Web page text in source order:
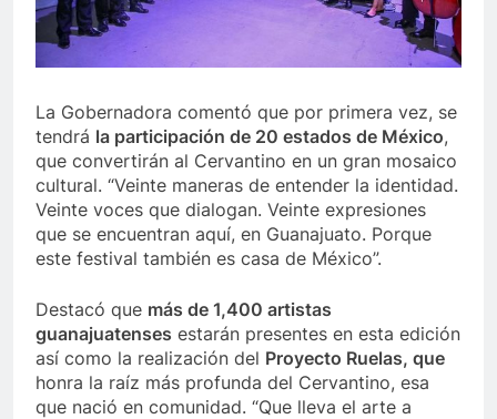
La Gobernadora comentó que por primera vez, se
tendrá la participación de 20 estados de México,
que convertirán al Cervantino en un gran mosaico
cultural. “Veinte maneras de entender la identidad.
Veinte voces que dialogan. Veinte expresiones
que se encuentran aquí, en Guanajuato. Porque
este festival también es casa de México”.
Destacó que más de 1,400 artistas
guanajuatenses estarán presentes en esta edición
así como la realización del Proyecto Ruelas, que
honra la raíz más profunda del Cervantino, esa
que nació en comunidad. “Que lleva el arte a